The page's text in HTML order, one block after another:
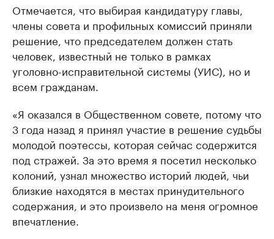
Отмечается, что выбирая кандидатуру главы,
члены совета и профильных комиссий приняли
решение, что председателем должен стать
человек, известный не только в рамках
уголовно-исправительной системы (УИС), но и
всем гражданам.
«Я оказался в Общественном совете, потому что
3 года назад я принял участие в решение судьбы
молодой поэтессы, которая сейчас содержится
под стражей. За это время я посетил несколько
колоний, узнал множество историй людей, чьи
близкие находятся в местах принудительного
содержания, и это произвело на меня огромное
впечатление.